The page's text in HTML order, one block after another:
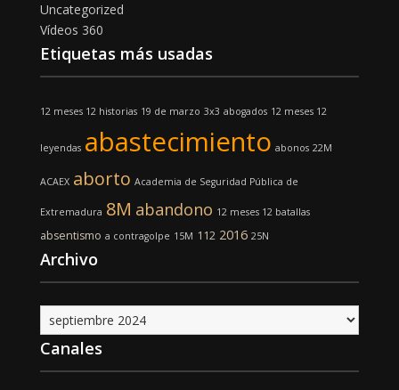
Uncategorized
Vídeos 360
Etiquetas más usadas
12 meses 12 historias 19 de marzo 3x3 abogados 12 meses 12
leyendas abastecimiento abonos 22M
ACAEX aborto Academia de Seguridad Pública de
Extremadura 8M abandono 12 meses 12 batallas
absentismo a contragolpe 15M 112 2016 25N
Archivo
Archivo
Canales